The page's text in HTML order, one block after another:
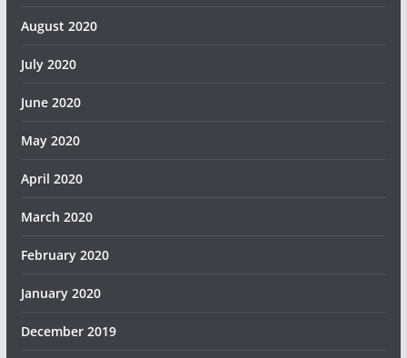
August 2020
July 2020
June 2020
May 2020
April 2020
March 2020
February 2020
January 2020
December 2019